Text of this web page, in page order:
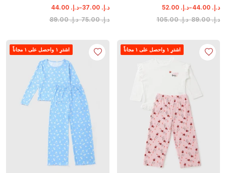
د.إ. 44.00
-د.إ. 52.00
د.إ.‏
89.00
-د.إ.‏
105.00
د.إ. ‏
37.00
-د.إ. ‏
44.00
د.إ.‏
75.00
-د.إ.‏
89.00
اشترِ ١ واحصل على ١ مجاناً اشترِ ١ واحصل على ١ مجاناً